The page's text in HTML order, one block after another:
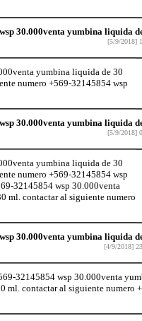
30.000venta yumbina liquida
[5/9/2018]
yumbina liquida de 30
numero +569-32145854 wsp
30.000venta yumbina liquida
[5/9/2018]
yumbina liquida de 30
numero +569-32145854 wsp
32145854 wsp 30.000venta
ml. contactar al siguiente numero
30.000venta yumbina liquida
[4/9/2018]
32145854 wsp 30.000venta
contactar al siguiente numero